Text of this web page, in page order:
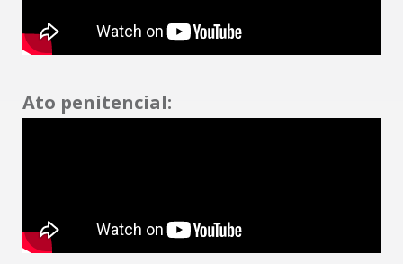
Ato penitencial: